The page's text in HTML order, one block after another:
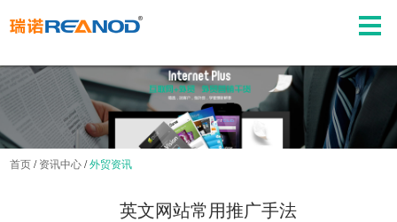
首页 / 资讯中心 /外贸资讯
英文网站常用推广手法